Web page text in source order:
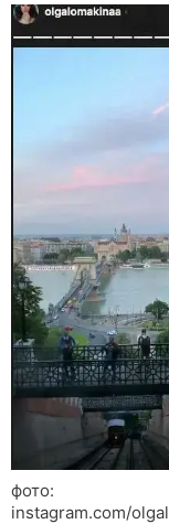
фото:
instagram.com/